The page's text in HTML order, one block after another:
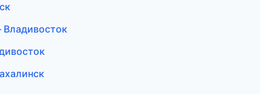
Владивосток